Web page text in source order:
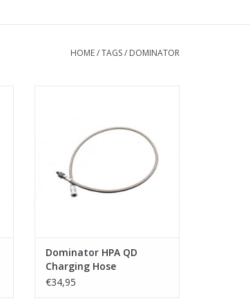
HOME/TAGS/ DOMINATOR
TOEVOEGEN AAN WINKELWAGEN
Dominator HPA QD
Charging Hose
€34,95